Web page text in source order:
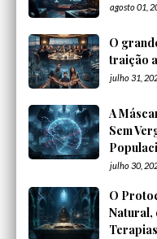
agosto 01,
O
traição
julho 31,
A
Sem
julho 30,
O
Natural,